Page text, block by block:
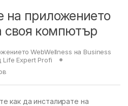
на приложението
своя компютър
WebWellness на Business
Expert Profi
как да инсталирате на